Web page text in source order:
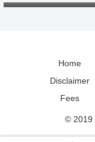
理と税務調整は？
Home
Disclaimer
Fees
© 2019